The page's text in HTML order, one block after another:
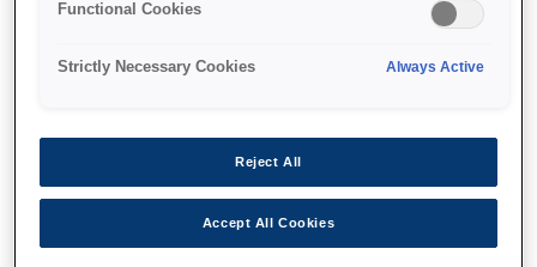
Функції
Full-colour inkjet printing
Functional Cookies
Strictly Necessary Cookies Always Active
Reject All
Accept All Cookies